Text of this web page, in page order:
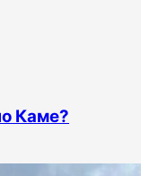
Каме?